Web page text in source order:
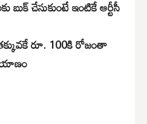
బుక్ చేసుకుంటే ఇంటికే ఆర్టీసీ
రూ. 100కి రోజంతా